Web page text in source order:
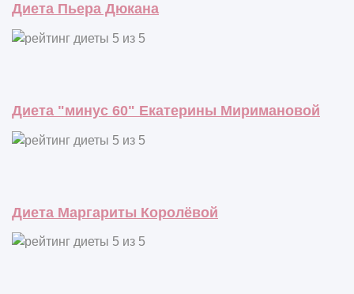
Диета Пьера Дюкана
Диета "минус 60" Екатерины Миримановой
Диета Маргариты Королёвой